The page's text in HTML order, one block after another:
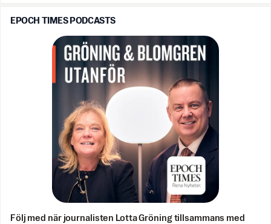
EPOCH TIMES PODCASTS
Följ med när journalisten Lotta Gröning tillsammans med